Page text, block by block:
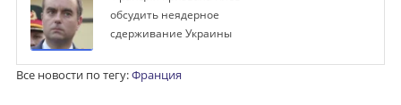
обсудить неядерное
сдерживание Украины
Все новости по тегу:Франция